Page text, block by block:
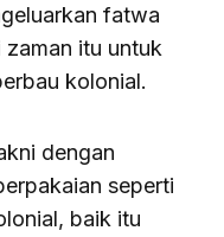
fatwa
itu untuk
kolonial.
dengan
seperti
baik itu